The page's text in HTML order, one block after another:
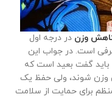
وزن در درجه اول
است. در جواب این
گفت بعید است که
وزن شوند، ولی حفظ یک
برای حمایت از سلامت